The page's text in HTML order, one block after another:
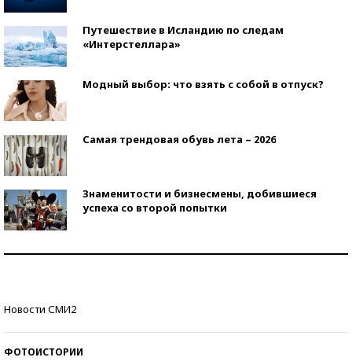
Путешествие в Исландию по следам
«Интерстеллара»
Модный выбор: что взять с собой в отпуск?
Самая трендовая обувь лета – 2026
Знаменитости и бизнесмены, добившиеся
успеха со второй попытки
Новости СМИ2
ФОТОИСТОРИИ